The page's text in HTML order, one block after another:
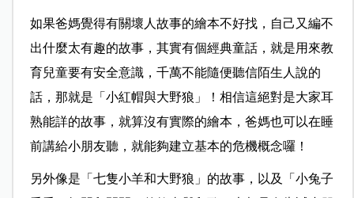
如果爸媽覺得有關壞人故事的繪本不好找，自己又編不
出什麼太有趣的故事，其實有個經典童話，就是用來教
育兒童要有安全意識，千萬不能隨便聽信陌生人說的
話，那就是「小紅帽與大野狼」！相信這絕對是大家耳
熟能詳的故事，就算沒有實際的繪本，爸媽也可以在睡
前講給小朋友聽，就能夠建立基本的危機概念囉！
另外像是「七隻小羊和大野狼」的故事，以及「小兔子